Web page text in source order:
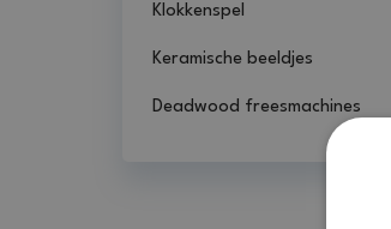
Klokkenspel
Keramische beeldjes
Deadwood freesmachines